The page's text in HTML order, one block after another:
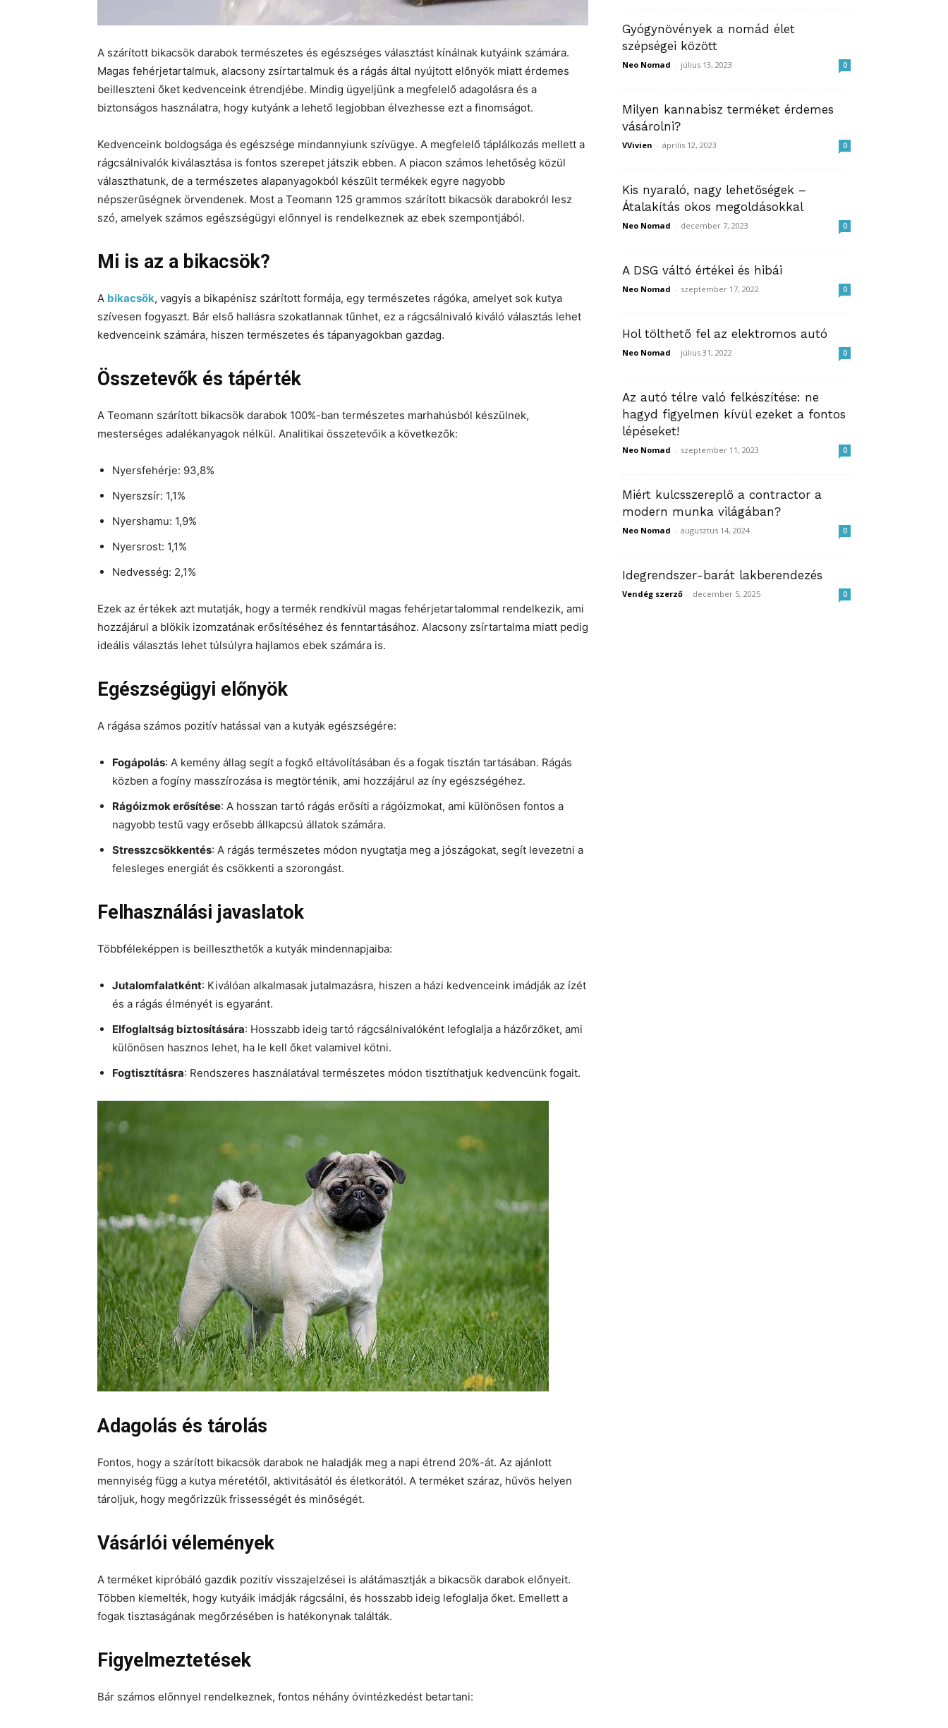
A szárított bikacsök darabok természetes és egészséges választást kínálnak kutyáink számára.
Magas fehérjetartalmuk, alacsony zsírtartalmuk és a rágás által nyújtott előnyök miatt érdemes
beilleszteni őket kedvenceink étrendjébe. Mindig ügyeljünk a megfelelő adagolásra és a
biztonságos használatra, hogy kutyánk a lehető legjobban élvezhesse ezt a finomságot.
Kedvenceink boldogsága és egészsége mindannyiunk szívügye. A megfelelő táplálkozás mellett a
rágcsálnivalók kiválasztása is fontos szerepet játszik ebben. A piacon számos lehetőség közül
választhatunk, de a természetes alapanyagokból készült termékek egyre nagyobb
népszerűségnek örvendenek. Most a Teomann 125 grammos szárított bikacsök darabokról lesz
szó, amelyek számos egészségügyi előnnyel is rendelkeznek az ebek szempontjából.
Mi is az a bikacsök?
A bikacsök, vagyis a bikapénisz szárított formája, egy természetes rágóka, amelyet sok kutya
szívesen fogyaszt. Bár első hallásra szokatlannak tűnhet, ez a rágcsálnivaló kiváló választás lehet
kedvenceink számára, hiszen természetes és tápanyagokban gazdag.
Összetevők és tápérték
A Teomann szárított bikacsök darabok 100%-ban természetes marhahúsból készülnek,
mesterséges adalékanyagok nélkül. Analitikai összetevőik a következők:
Nyersfehérje: 93,8%
Nyerszsír: 1,1%
Nyershamu: 1,9%
Nyersrost: 1,1%
Nedvesség: 2,1%
Ezek az értékek azt mutatják, hogy a termék rendkívül magas fehérjetartalommal rendelkezik, ami
hozzájárul a blökik izomzatának erősítéséhez és fenntartásához. Alacsony zsírtartalma miatt pedig
ideális választás lehet túlsúlyra hajlamos ebek számára is.
Egészségügyi előnyök
A rágása számos pozitív hatással van a kutyák egészségére:
Fogápolás: A kemény állag segít a fogkő eltávolításában és a fogak tisztán tartásában. Rágás
közben a fogíny masszírozása is megtörténik, ami hozzájárul az íny egészségéhez.
Rágóizmok erősítése: A hosszan tartó rágás erősíti a rágóizmokat, ami különösen fontos a
nagyobb testű vagy erősebb állkapcsú állatok számára.
Stresszcsökkentés: A rágás természetes módon nyugtatja meg a jószágokat, segít levezetni a
felesleges energiát és csökkenti a szorongást.
Felhasználási javaslatok
Többféleképpen is beilleszthetők a kutyák mindennapjaiba:
Jutalomfalatként: Kiválóan alkalmasak jutalmazásra, hiszen a házi kedvenceink imádják az ízét
és a rágás élményét is egyaránt.
Elfoglaltság biztosítására: Hosszabb ideig tartó rágcsálnivalóként lefoglalja a házőrzőket, ami
különösen hasznos lehet, ha le kell őket valamivel kötni.
Fogtisztításra: Rendszeres használatával természetes módon tisztíthatjuk kedvencünk fogait.
Adagolás és tárolás
Fontos, hogy a szárított bikacsök darabok ne haladják meg a napi étrend 20%-át. Az ajánlott
mennyiség függ a kutya méretétől, aktivitásától és életkorától. A terméket száraz, hűvös helyen
tároljuk, hogy megőrizzük frissességét és minőségét.
Vásárlói vélemények
A terméket kipróbáló gazdik pozitív visszajelzései is alátámasztják a bikacsök darabok előnyeit.
Többen kiemelték, hogy kutyáik imádják rágcsálni, és hosszabb ideig lefoglalja őket. Emellett a
fogak tisztaságának megőrzésében is hatékonynak találták.
Figyelmeztetések
Bár számos előnnyel rendelkeznek, fontos néhány óvintézkedést betartani:
Gyógynövények a nomád élet
szépségei között
Neo Nomad - július 13, 2023 0
Milyen kannabisz terméket érdemes
vásárolni?
VVivien - április 12, 2023 0
Kis nyaraló, nagy lehetőségek –
Átalakítás okos megoldásokkal
Neo Nomad - december 7, 2023 0
A DSG váltó értékei és hibái
Neo Nomad - szeptember 17, 2022 0
Hol tölthető fel az elektromos autó
Neo Nomad - július 31, 2022 0
Az autó télre való felkészítése: ne
hagyd figyelmen kívül ezeket a fontos
lépéseket!
Neo Nomad - szeptember 11, 2023 0
Miért kulcsszereplő a contractor a
modern munka világában?
Neo Nomad - augusztus 14, 2024 0
Idegrendszer-barát lakberendezés
Vendég szerző - december 5, 2025 0